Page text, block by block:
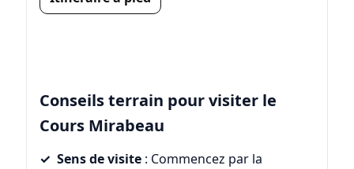
Conseils terrain pour visiter le
Cours Mirabeau
Sens de visite: Commencez par la